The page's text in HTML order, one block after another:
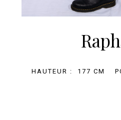
HAUTEUR : 177 CM
En poursuivant votre
des vidéos, des
contenus de